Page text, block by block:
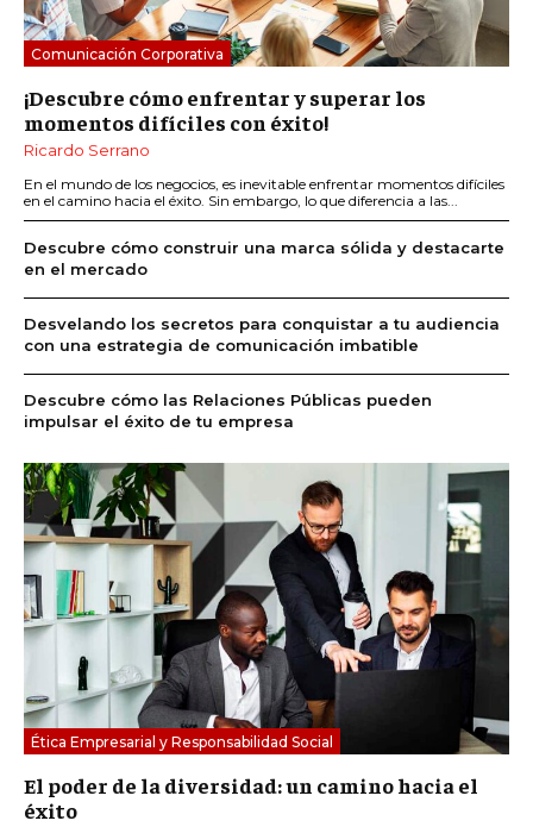
Comunicación Corporativa
¡Descubre cómo enfrentar y superar los
momentos difíciles con éxito!
Ricardo Serrano
En el mundo de los negocios, es inevitable enfrentar momentos difíciles
en el camino hacia el éxito. Sin embargo, lo que diferencia a las...
Descubre cómo construir una marca sólida y destacarte
en el mercado
Desvelando los secretos para conquistar a tu audiencia
con una estrategia de comunicación imbatible
Descubre cómo las Relaciones Públicas pueden
impulsar el éxito de tu empresa
Ética Empresarial y Responsabilidad Social
El poder de la diversidad: un camino hacia el
éxito